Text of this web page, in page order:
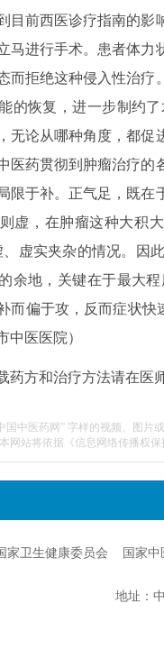
目前西医诊疗指南的
马进行手术。患者体
而拒绝这种侵入性治疗
的恢复，进一步制约
无论从哪种角度，都
医药贯彻到肿瘤治疗
限于补。正气足，既
虚，在肿瘤这种大积
虚实夹杂的情况。因
余地，关键在于最大
而偏于攻，反而症状
中医医院）
药方和治疗方法请在医
国中医药网” 字样的视频、图片
网站将依据《信息网络传播权保
家卫生健康委员会 国家
地址：